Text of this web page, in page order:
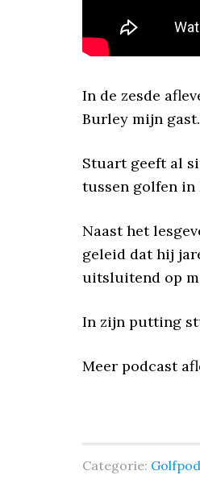
In de zesde
Burley mijn gast.
Stuart geeft al
tussen golfen in
Naast het
geleid dat hij
uitsluitend op
In zijn putting
Meer podcast
Categorie: